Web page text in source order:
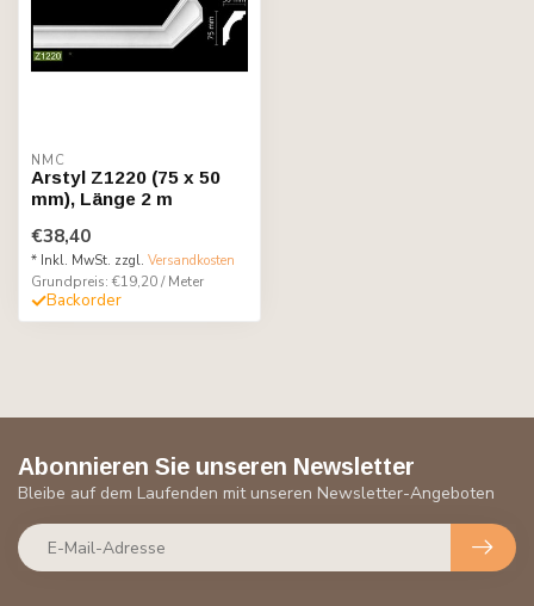
NMC
Arstyl Z1220 (75 x 50
mm), Länge 2 m
€38,40
* Inkl. MwSt. zzgl. Versandkosten
Grundpreis: €19,20 / Meter
Backorder
Abonnieren Sie unseren Newsletter
Bleibe auf dem Laufenden mit unseren Newsletter-Angeboten